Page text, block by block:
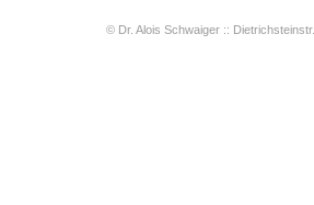
© Dr. Alois Schwaiger ::